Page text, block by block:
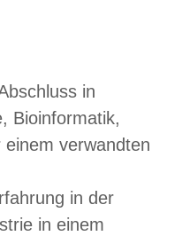
in
Bioinformatik,
verwandten
in der
in einem